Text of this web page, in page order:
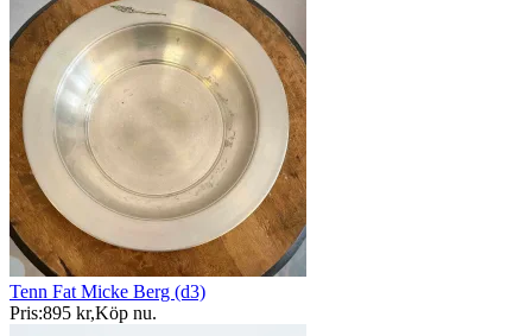
Tenn Fat Micke Berg (d3)
Pris:895 kr,Köp nu.